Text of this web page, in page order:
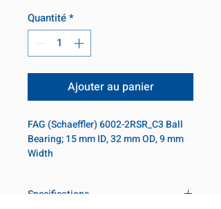
Quantité*
Ajouter au panier
FAG (Schaeffler) 6002-2RSR_C3 Ball
Bearing; 15 mm ID, 32 mm OD, 9 mm
Width
Specifications